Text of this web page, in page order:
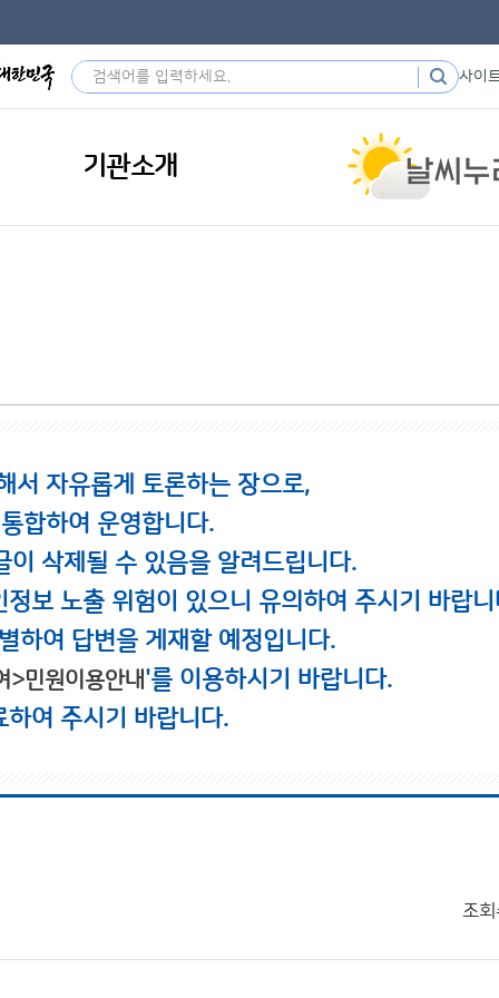
사이
기관소개
서 자유롭게 토론하는 장으로,
합하여 운영합니다.
삭제될 수 있음을 알려드립니다.
보 노출 위험이 있으니 유의하여 주시기 바랍니
하여 답변을 게재할 예정입니다.
>민원이용안내'를 이용하시기 바랍니다.
여 주시기 바랍니다.
조회